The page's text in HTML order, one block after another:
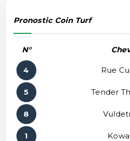
Pronostic Coin Turf
N°
4 Rue
5 Tender
8
1